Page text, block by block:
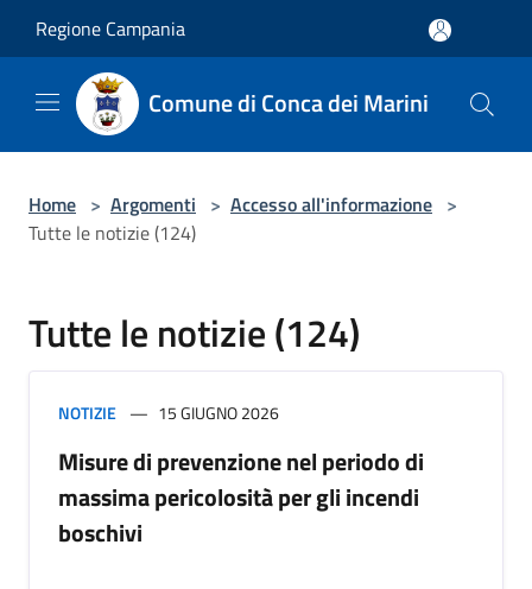
Regione Campania
Comune di Conca dei Marini
Home > Argomenti > Accesso all'informazione >
Tutte le notizie (124)
Tutte le notizie (124)
NOTIZIE 15 GIUGNO 2026
Misure di prevenzione nel periodo di
massima pericolosità per gli incendi
boschivi